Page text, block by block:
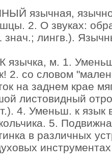
язычная,
2. О звуках:
знач.; лингв.).
м. 1.
2. со словом
на заднем крае
листовидный
4. Уменьш. к язык
5.
в различных